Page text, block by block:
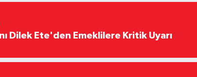
Dilek Ete'den Emeklilere Kritik Uyarı